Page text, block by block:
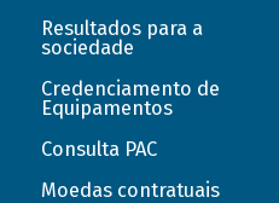
Resultados para a
sociedade
Credenciamento de
Equipamentos
Consulta PAC
Moedas contratuais